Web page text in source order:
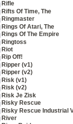
Rifle
Rifts Of Time, The
Ringmaster
Rings Of Atari, The
Rings Of The Empire
Ringtoss
Riot
Rip Off!
Ripper (v1)
Ripper (v2)
Risk (v1)
Risk (v2)
Risk Je Zisk
Risky Rescue
Risky Rescue Industrial
River